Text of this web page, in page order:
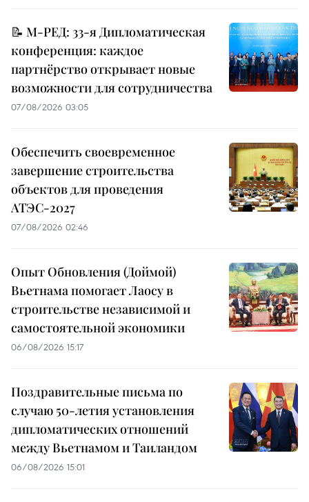
📝 М-РЕД: 33-я Дипломатическая
конференция: каждое
партнёрство открывает новые
возможности для сотрудничества
07/08/2026 03:05
Обеспечить своевременное
завершение строительства
объектов для проведения
АТЭС-2027
07/08/2026 02:46
Опыт Обновления (Доймой)
Вьетнама помогает Лаосу в
строительстве независимой и
самостоятельной экономики
06/08/2026 15:17
Поздравительные письма по
случаю 50-летия установления
дипломатических отношений
между Вьетнамом и Таиландом
06/08/2026 15:01